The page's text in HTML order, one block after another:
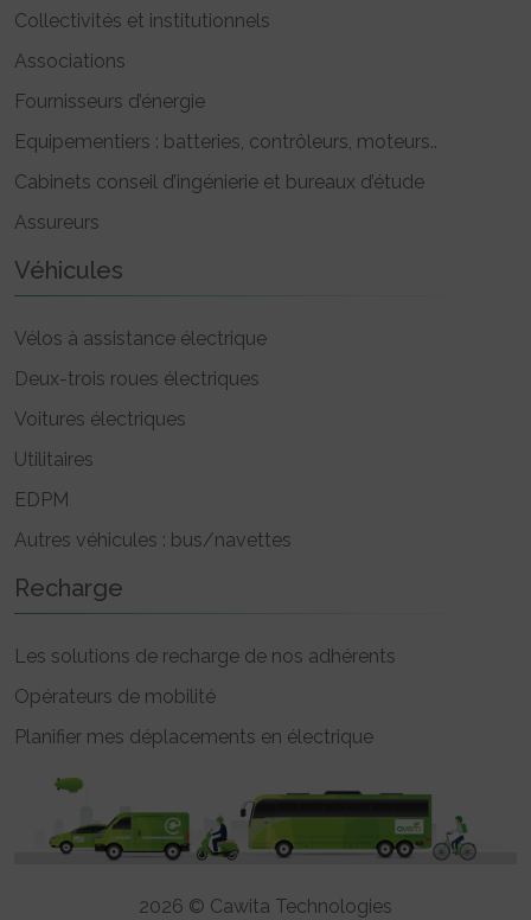
Collectivités et institutionnels
Associations
Fournisseurs d’énergie
Equipementiers : batteries, contrôleurs, moteurs..
Cabinets conseil d’ingénierie et bureaux d’étude
Assureurs
Véhicules
Vélos à assistance électrique
Deux-trois roues électriques
Voitures électriques
Utilitaires
EDPM
Autres véhicules : bus/navettes
Recharge
Les solutions de recharge de nos adhérents
Opérateurs de mobilité
Planifier mes déplacements en électrique
2026 © Cawita Technologies